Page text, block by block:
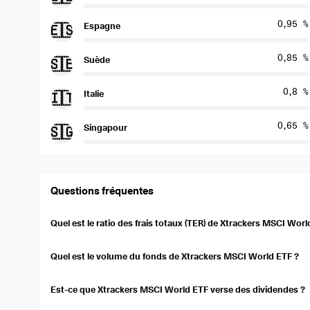
🇪🇸 Espagne 0,95 %
🇸🇪 Suède 0,85 %
🇮🇹 Italie 0,8 %
🇸🇬 Singapour 0,65 %
Questions fréquentes
Quel est le ratio des frais totaux (TER) de Xtrackers MSCI
fournisseur de l'ETF, couvrant les coûts de gestion et les
Quel est le volume du fonds de Xtrackers MSCI World ETF ?
et reflète la taille et la liquidité de l'ETF. Les volumes de fonds
Est-ce que Xtrackers MSCI World ETF verse des dividendes ?